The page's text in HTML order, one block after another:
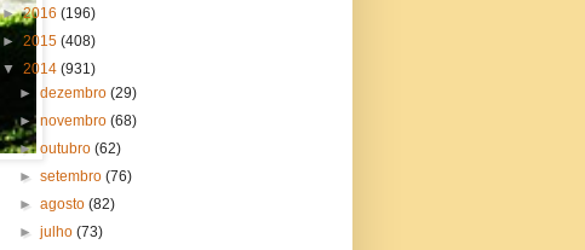
►2016 (196)
► 2015 (408)
▼ 2014 (931)
►dezembro(29)
►novembro(68)
►outubro(62)
►setembro(76)
►agosto(82)
►julho(73)